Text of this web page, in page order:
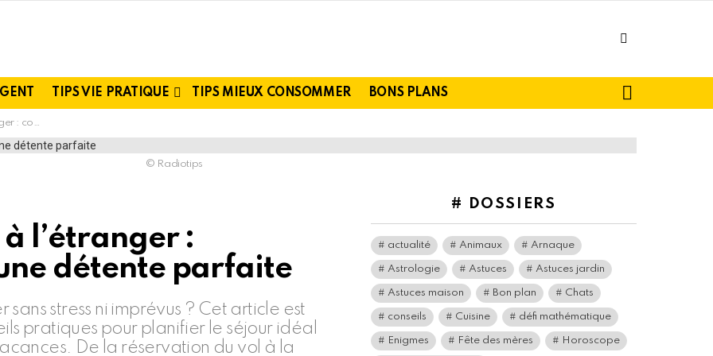
TIPS VIE PRATIQUE TIPS MIEUX CONSOMMER BONS PLANS
parfaite
© Radiotips
l’étranger :
détente parfaite
stress ni imprévus ? Cet article est
pratiques pour planifier le séjour idéal
De la réservation du vol à la
# DOSSIERS
actualité Animaux Arnaque
Astrologie Astuces Astuces jardin
Astuces maison Bon plan Chats
conseils Cuisine défi mathématique
Enigmes Fête des mères Horoscope